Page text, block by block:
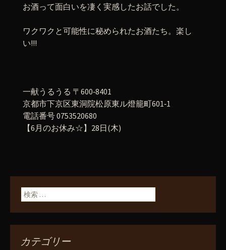
お酒って面白いを凄く実感したお話でした。
ワクワクと可能性に秘められたお酒たち。楽し
い!!!
一献うるうる 〒600‐8401
京都市下京区東洞院松原東ル燈籠町601‐1
電話番号 0753520680
【6月のお休み☆】28日(木)
検索:
カテゴリー